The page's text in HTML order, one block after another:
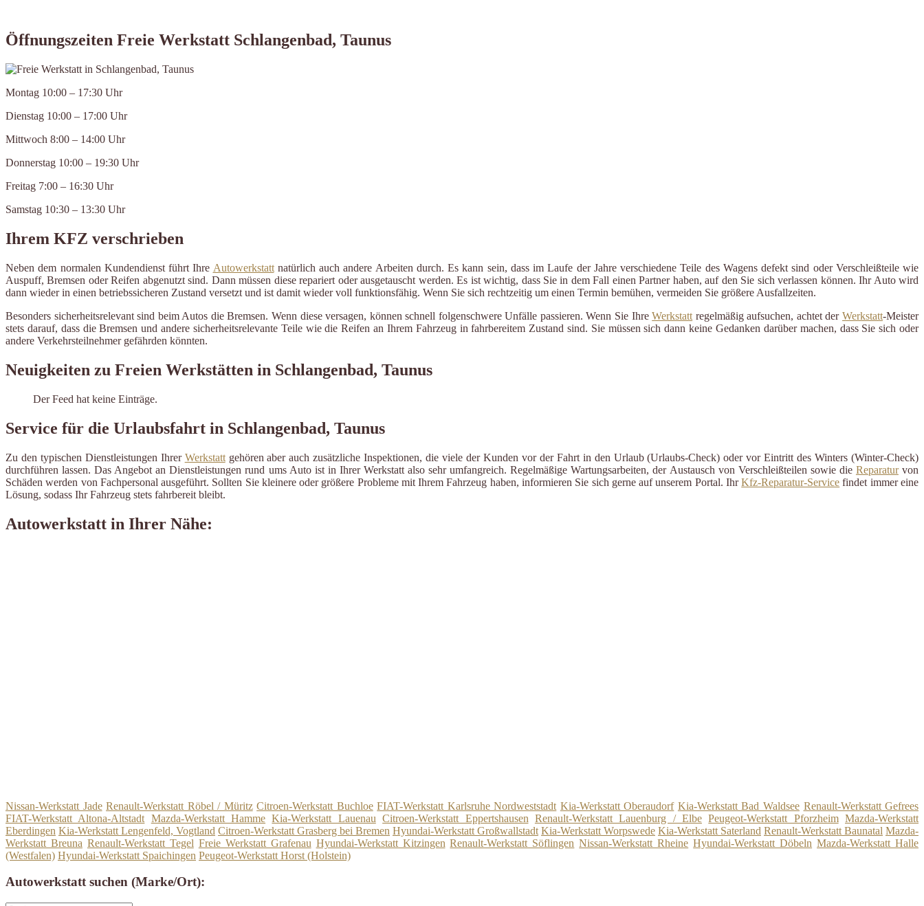
Öffnungszeiten Freie Werkstatt Schlangenbad, Taunus
Montag 10:00 – 17:30 Uhr
Dienstag 10:00 – 17:00 Uhr
Mittwoch 8:00 – 14:00 Uhr
Donnerstag 10:00 – 19:30 Uhr
Freitag 7:00 – 16:30 Uhr
Samstag 10:30 – 13:30 Uhr
Ihrem KFZ verschrieben
Neben dem normalen Kundendienst führt Ihre Autowerkstattnatürlich auch andere Arbeiten durch. Es kann sein, dass im Laufe der Jahre verschiedene Teile des Wagens defekt sind oder Verschleißteile wie
Auspuff, Bremsen oder Reifen abgenutzt sind. Dann müssen diese repariert oder ausgetauscht werden. Es ist wichtig, dass Sie in dem Fall einen Partner haben, auf den Sie sich verlassen können. Ihr Auto wird
dann wieder in einen betriebssicheren Zustand versetzt und ist damit wieder voll funktionsfähig. Wenn Sie sich rechtzeitig um einen Termin bemühen, vermeiden Sie größere Ausfallzeiten.
Besonders sicherheitsrelevant sind beim Autos die Bremsen. Wenn diese versagen, können schnell folgenschwere Unfälle passieren. Wenn Sie IhreWerkstatt regelmäßig aufsuchen, achtet derWerkstatt-Meister
stets darauf, dass die Bremsen und andere sicherheitsrelevante Teile wie die Reifen an Ihrem Fahrzeug in fahrbereitem Zustand sind. Sie müssen sich dann keine Gedanken darüber machen, dass Sie sich oder
andere Verkehrsteilnehmer gefährden könnten.
Neuigkeiten zu Freien Werkstätten in Schlangenbad, Taunus
Der Feed hat keine Einträge.
Service für die Urlaubsfahrt in Schlangenbad, Taunus
Zu den typischen Dienstleistungen Ihrer Werkstattgehören aber auch zusätzliche Inspektionen, die viele der Kunden vor der Fahrt in den Urlaub (Urlaubs-Check) oder vor Eintritt des Winters (Winter-Check)
durchführen lassen. Das Angebot an Dienstleistungen rund ums Auto ist in Ihrer Werkstatt also sehr umfangreich. Regelmäßige Wartungsarbeiten, der Austausch von Verschleißteilen sowie die Reparaturvon
Schäden werden von Fachpersonal ausgeführt. Sollten Sie kleinere oder größere Probleme mit Ihrem Fahrzeug haben, informieren Sie sich gerne auf unserem Portal. IhrKfz-Reparatur-Service findet immer eine
Lösung, sodass Ihr Fahrzeug stets fahrbereit bleibt.
Autowerkstatt in Ihrer Nähe:
Nissan-Werkstatt Jade Renault-Werkstatt Röbel / Müritz Citroen-Werkstatt Buchloe FIAT-Werkstatt Karlsruhe Nordweststadt Kia-Werkstatt Oberaudorf Kia-Werkstatt Bad Waldsee Renault-Werkstatt Gefrees
FIAT-Werkstatt Altona-Altstadt Mazda-Werkstatt Hamme Kia-Werkstatt Lauenau Citroen-Werkstatt Eppertshausen Renault-Werkstatt Lauenburg / Elbe Peugeot-Werkstatt Pforzheim Mazda-Werkstatt
Eberdingen Kia-Werkstatt Lengenfeld, Vogtland Citroen-Werkstatt Grasberg bei Bremen Hyundai-Werkstatt Großwallstadt Kia-Werkstatt Worpswede Kia-Werkstatt Saterland Renault-Werkstatt Baunatal Mazda-
Werkstatt Breuna Renault-Werkstatt Tegel Freie Werkstatt Grafenau Hyundai-Werkstatt Kitzingen Renault-Werkstatt Söflingen Nissan-Werkstatt Rheine Hyundai-Werkstatt Döbeln Mazda-Werkstatt Halle
(Westfalen) Hyundai-Werkstatt Spaichingen Peugeot-Werkstatt Horst (Holstein)
Autowerkstatt suchen (Marke/Ort):